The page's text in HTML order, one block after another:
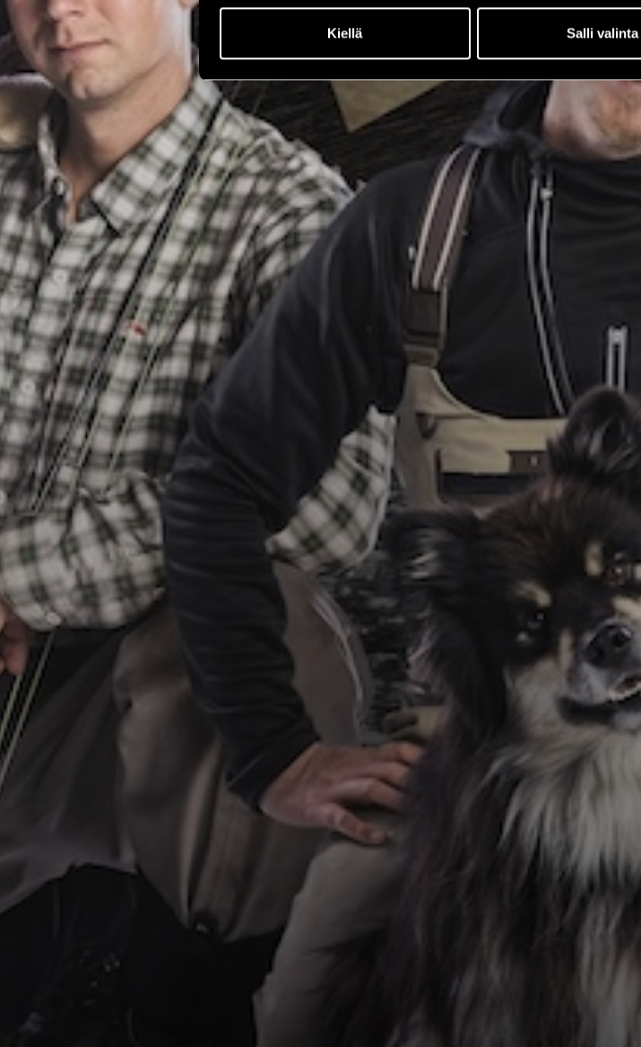
Kiellä Salli valinta